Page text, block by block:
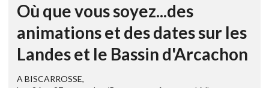
Où que vous soyez...des
animations et des dates sur les
Landes et le Bassin d'Arcachon
A BISCARROSSE,